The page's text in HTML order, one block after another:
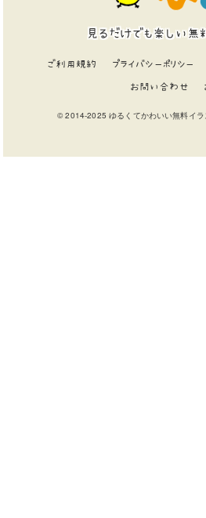
見るだけでも楽しい無
ご利用規約 プライバシーポリシー
お問い合わせ
© 2014-2025 ゆるくてかわいい無料イ